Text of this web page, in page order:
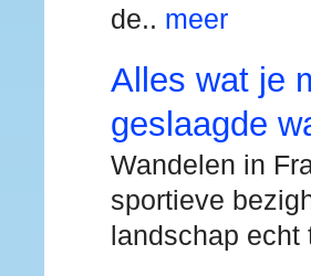
de.. meer
Alles wat je
geslaagde
Wandelen in
sportieve
landschap echt